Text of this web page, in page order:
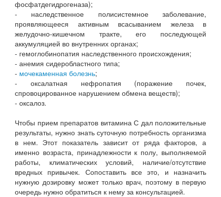
фосфатдегидрогеназа);
- наследственное полисистемное заболевание,
проявляющееся активным всасыванием железа в
желудочно-кишечном тракте, его последующей
аккумуляцией во внутренних органах;
- гемоглобинопатия наследственного происхождения;
- анемия сидеробластного типа;
- мочекаменная болезнь;
- оксалатная нефропатия (поражение почек,
спровоцированное нарушением обмена веществ);
- оксалоз.
Чтобы прием препаратов витамина С дал положительные
результаты, нужно знать суточную потребность организма
в нем. Этот показатель зависит от ряда факторов, а
именно возраста, принадлежности к полу, выполняемой
работы, климатических условий, наличие/отсутствие
вредных привычек. Сопоставить все это, и назначить
нужную дозировку может только врач, поэтому в первую
очередь нужно обратиться к нему за консультацией.